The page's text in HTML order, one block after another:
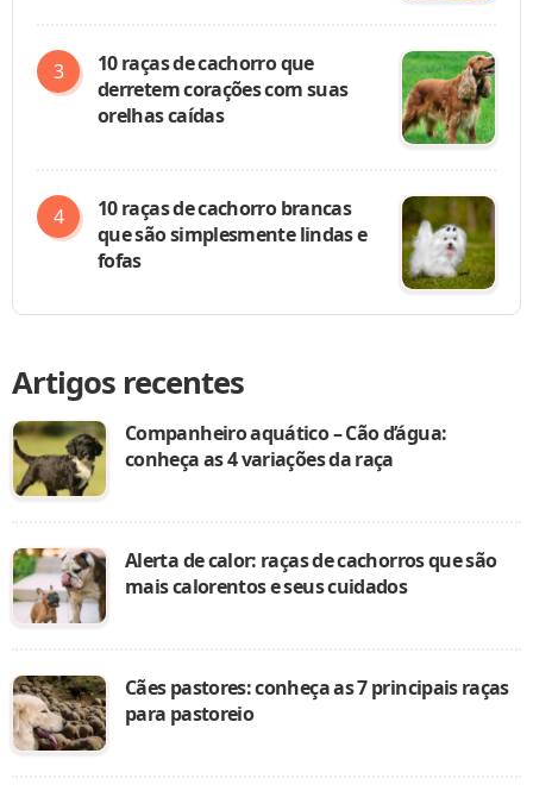
10 raças de cachorro que
derretem corações com suas
orelhas caídas
10 raças de cachorro brancas
que são simplesmente lindas e
fofas
Artigos recentes
Companheiro aquático – Cão d’água:
conheça as 4 variações da raça
Alerta de calor: raças de cachorros que são
mais calorentos e seus cuidados
Cães pastores: conheça as 7 principais raças
para pastoreio